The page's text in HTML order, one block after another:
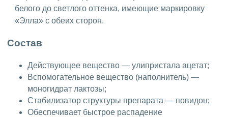
белого до светлого оттенка, имеющие маркировку
«Элла» с обеих сторон.
Состав
Действующее вещество — улипристала ацетат;
Вспомогательное вещество (наполнитель) —
моногидрат лактозы;
Стабилизатор структуры препарата — повидон;
Обеспечивает быстрое распадение